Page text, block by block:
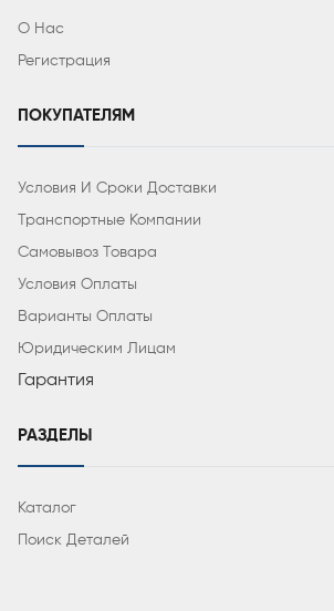
О Нас
Регистрация
ПОКУПАТЕЛЯМ
Условия И Сроки Доставки
Транспортные Компании
Самовывоз Товара
Условия Оплаты
Варианты Оплаты
Юридическим Лицам
Гарантия
РАЗДЕЛЫ
Каталог
Поиск Деталей